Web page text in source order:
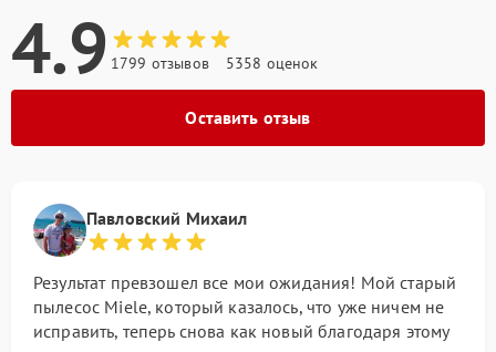
4.9 1799 отзывов 5358 оценок
Оставить отзыв
Павловский Михаил
Результат превзошел все мои ожидания! Мой старый
пылесос Miele, который казалось, что уже ничем не
исправить, теперь снова как новый благодаря этому